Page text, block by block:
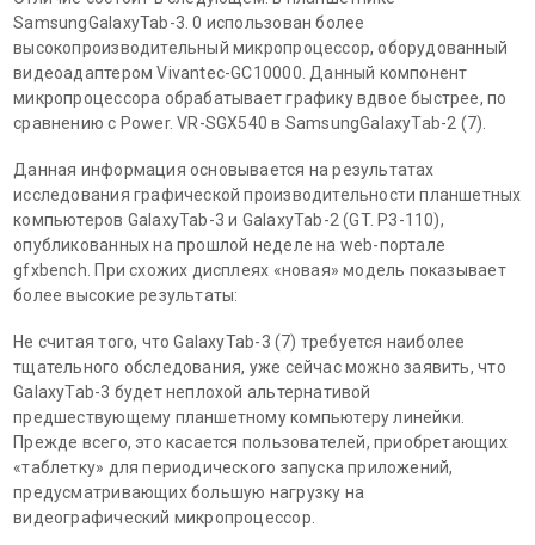
SamsungGalaxyTab-3. 0 использован более
высокопроизводительный микропроцессор, оборудованный
видеоадаптером Vivantec-GC10000. Данный компонент
микропроцессора обрабатывает графику вдвое быстрее, по
сравнению с Power. VR-SGX540 в SamsungGalaxyTab-2 (7).
Данная информация основывается на результатах
исследования графической производительности планшетных
компьютеров GalaxyTab-3 и GalaxyTab-2 (GT. P3-110),
опубликованных на прошлой неделе на web-портале
gfxbench. При схожих дисплеях «новая» модель показывает
более высокие результаты:
Не считая того, что GalaxyTab-3 (7) требуется наиболее
тщательного обследования, уже сейчас можно заявить, что
GalaxyTab-3 будет неплохой альтернативой
предшествующему планшетному компьютеру линейки.
Прежде всего, это касается пользователей, приобретающих
«таблетку» для периодического запуска приложений,
предусматривающих большую нагрузку на
видеографический микропроцессор.